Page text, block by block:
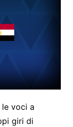
voci a
giri di